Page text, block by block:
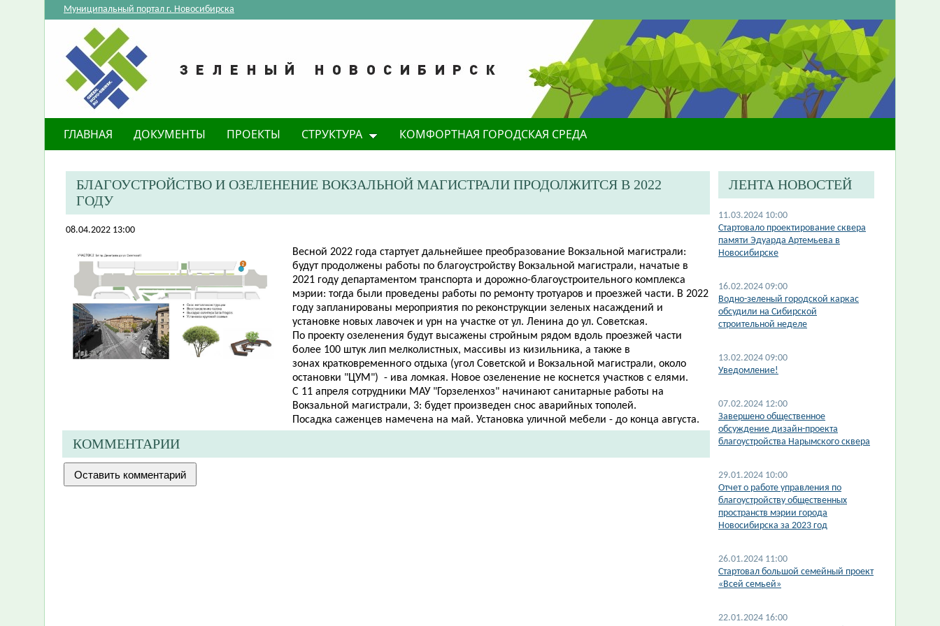
Муниципальный портал г. Новосибирска
ГЛАВНАЯ ДОКУМЕНТЫ ПРОЕКТЫ СТРУКТУРА КОМФОРТНАЯ ГОРОДСКАЯ СРЕДА
БЛАГОУСТРОЙСТВО И ОЗЕЛЕНЕНИЕ ВОКЗАЛЬНОЙ МАГИСТРАЛИ ПРОДОЛЖИТСЯ В 2022
ГОДУ
08.04.2022 13:00
​Весной 2022 года стартует дальнейшее преобразование Вокзальной магистрали:
будут продолжены работы по благоустройству Вокзальной магистрали, начатые в
2021 году департаментом транспорта и дорожно-благоустроительного комплекса
мэрии: тогда были проведены работы по ремонту тротуаров и проезжей части. В 2022
году запланированы мероприятия по реконструкции зеленых насаждений и
установке новых лавочек и урн на участке от ул. Ленина до ул. Советская.
По проекту озеленения будут высажены стройным рядом вдоль проезжей части
более 100 штук лип мелколистных, массивы из кизильника, а также в
зонах кратковременного отдыха (угол Советской и Вокзальной магистрали, около
остановки "ЦУМ") - ива ломкая. Новое озеленение не коснется участков с елями.
С 11 апреля сотрудники МАУ "Горзеленхоз" начинают санитарные работы на
Вокзальной магистрали, 3: будет произведен снос аварийных тополей.
Посадка саженцев намечена на май. Установка уличной мебели - до конца августа.
КОММЕНТАРИИ
ЛЕНТА НОВОСТЕЙ
11.03.2024 10:00
​Стартовало проектирование сквера
памяти Эдуарда Артемьева в
Новосибирске
16.02.2024 09:00
​Водно-зеленый городской каркас
обсудили на Сибирской
строительной неделе
13.02.2024 09:00
​Уведомление!
07.02.2024 12:00
Завершено общественное
обсуждение дизайн-проекта
благоустройства Нарымского сквера
29.01.2024 10:00
Отчет о работе управления по
благоустройству общественных
пространств мэрии города
Новосибирска за 2023 год
26.01.2024 11:00
Стартовал большой семейный проект
«Всей семьей»
22.01.2024 16:00